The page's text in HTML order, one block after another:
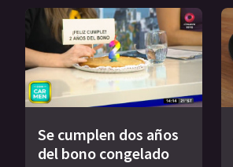
Se cumplen dos años
del bono congelado